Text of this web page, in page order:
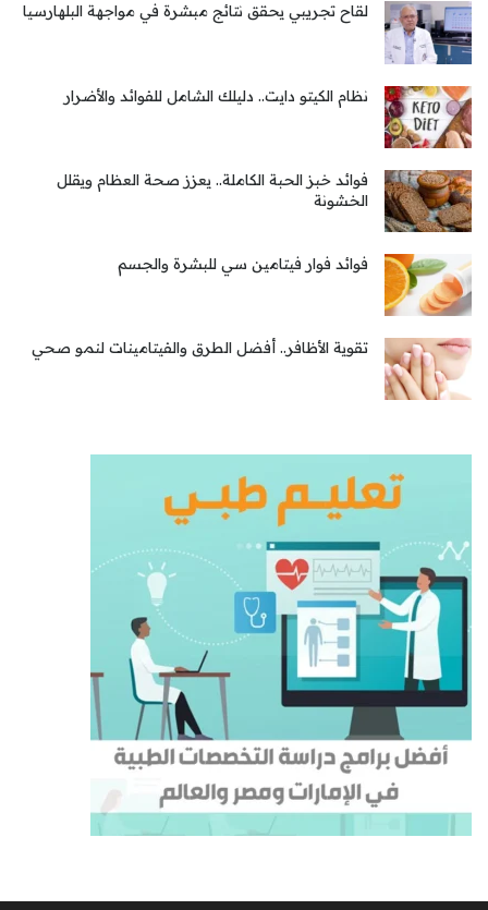
لقاح تجريبي يحقق نتائج مبشرة في مواجهة البلهارسيا
نظام الكيتو دايت.. دليلك الشامل للفوائد والأضرار
فوائد خبز الحبة الكاملة.. يعزز صحة العظام ويقلل
الخشونة
فوائد فوار فيتامين سي للبشرة والجسم
تقوية الأظافر.. أفضل الطرق والفيتامينات لنمو صحي